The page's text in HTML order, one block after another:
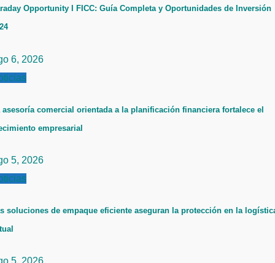
Opportunity I FICC: Guía Completa y Oportunidades de Inversión
6, 2026
asesoría comercial orientada a la planificación financiera fortalece el
empresarial
5, 2026
soluciones de empaque eficiente aseguran la protección en la